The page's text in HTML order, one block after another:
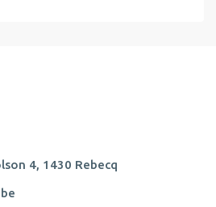
4, 1430 Rebecq